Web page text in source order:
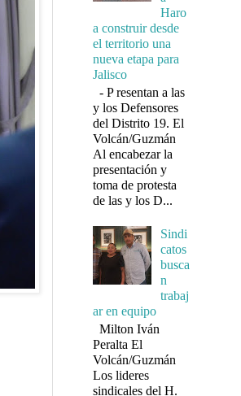
Haro
a construir desde
el territorio una
nueva etapa para
Jalisco
- P resentan a las
y los Defensores
del Distrito 19. El
Volcán/Guzmán
Al encabezar la
presentación y
toma de protesta
de las y los D...
Sindi
catos
busca
n
trabaj
ar en equipo
Milton Iván
Peralta El
Volcán/Guzmán
Los lideres
sindicales del H.